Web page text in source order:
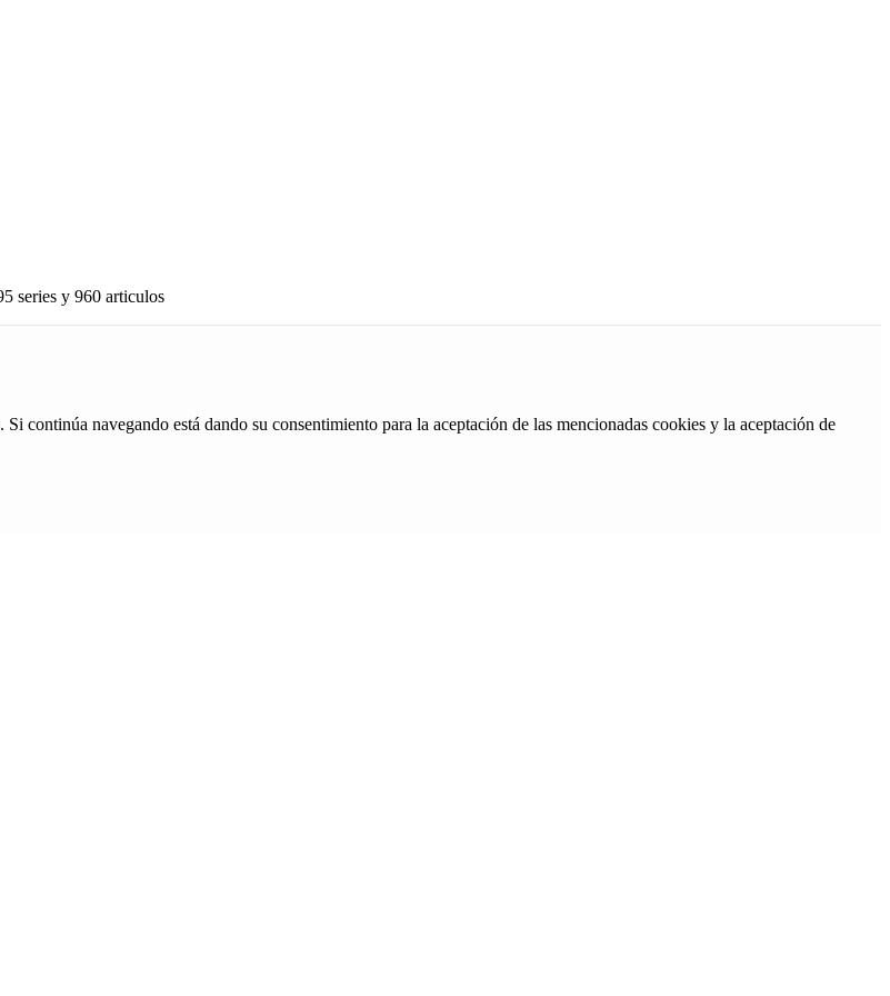
series y 960 articulos
continúa navegando está dando su consentimiento para la aceptación de las mencionadas cookies y la aceptación de